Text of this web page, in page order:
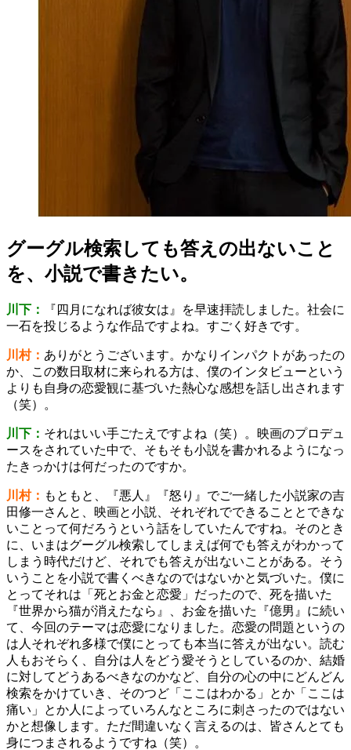
グーグル検索しても答えの出ないこと
を、小説で書きたい。
川下：
『四月になれば彼女は』を早速拝読しました。社会に
一石を投じるような作品ですよね。すごく好きです。
川村： ありがとうございます。かなりインパクトがあったの
か、この数日取材に来られる方は、僕のインタビューという
よりも自身の恋愛観に基づいた熱心な感想を話し出されます
（笑）。
川下： それはいい手ごたえですよね（笑）。映画のプロデュ
ースをされていた中で、そもそも小説を書かれるようになっ
たきっかけは何だったのですか。
川村： もともと、『悪人』『怒り』でご一緒した小説家の吉
田修一さんと、映画と小説、それぞれでできることとできな
いことって何だろうという話をしていたんですね。そのとき
に、いまはグーグル検索してしまえば何でも答えがわかって
しまう時代だけど、それでも答えが出ないことがある。そう
いうことを小説で書くべきなのではないかと気づいた。僕に
とってそれは「死とお金と恋愛」だったので、死を描いた
『世界から猫が消えたなら』、お金を描いた『億男』に続い
て、今回のテーマは恋愛になりました。恋愛の問題というの
は人それぞれ多様で僕にとっても本当に答えが出ない。読む
人もおそらく、自分は人をどう愛そうとしているのか、結婚
に対してどうあるべきなのかなど、自分の心の中にどんどん
検索をかけていき、そのつど「ここはわかる」とか「ここは
痛い」とか人によっていろんなところに刺さったのではない
かと想像します。ただ間違いなく言えるのは、皆さんとても
身につまされるようですね（笑）。